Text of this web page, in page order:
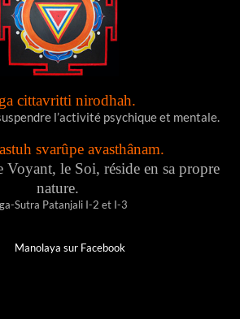
cittavritti nirodhah.
l’activité psychique et mentale.
svarûpe avasthânam.
Voyant, le Soi, réside en sa propre
nature.
Sutra Patanjali I-2 et I-3
Manolaya sur Facebook